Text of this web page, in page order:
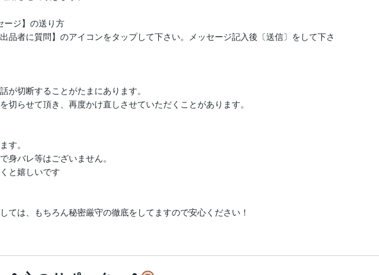
ージ】の送り方
品者に質問】のアイコンをタップして下さい。メッセージ記入後〔送信〕をして下さ
が切断することがたまにあります。
切らせて頂き、再度かけ直しさせていただくことがあります。
す。
身バレ等はございません。
と嬉しいです